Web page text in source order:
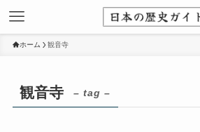
ホーム 観音寺
観音寺 – tag –